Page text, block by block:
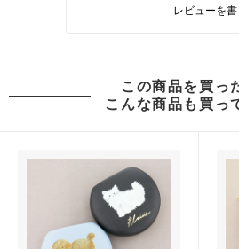
レビューを書
この商品を買っ
こんな商品も買っ